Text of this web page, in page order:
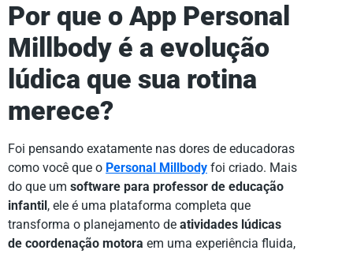
Por que o App Personal
Millbody é a evolução
lúdica que sua rotina
merece?
Foi pensando exatamente nas dores de educadoras
como você que o Personal Millbody foi criado. Mais
do que um software para professor de educação
infantil , ele é uma plataforma completa que
transforma o planejamento de atividades lúdicas
de coordenação motora em uma experiência fluida,